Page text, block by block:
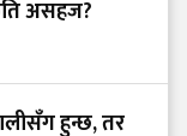
असहज?
हुन्छ, तर